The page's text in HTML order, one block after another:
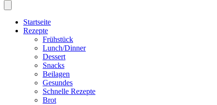
Startseite
Rezepte
Frühstück
Lunch/Dinner
Dessert
Snacks
Beilagen
Gesundes
Schnelle Rezepte
Brot